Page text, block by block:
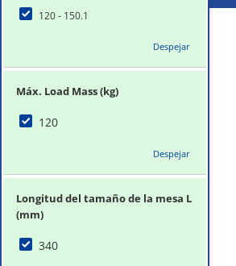
120 - 150.1
Despejar
Máx. Load Mass (kg)
120
Despejar
Longitud del tamaño de la mesa L
(mm)
340